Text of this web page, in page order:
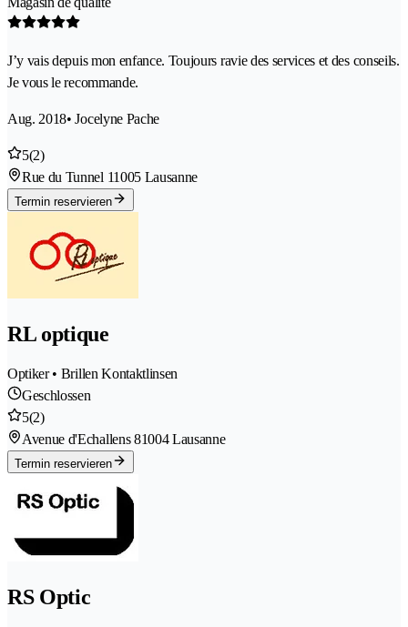
J’y vais depuis mon enfance. Toujours ravie des services et des conseils.
Je vous le recommande.
Aug. 2018• Jocelyne Pache
5(2)
Rue du Tunnel 11005 Lausanne
Termin reservieren
RL optique
Optiker • Brillen Kontaktlinsen
Geschlossen
5(2)
Avenue d'Echallens 81004 Lausanne
Termin reservieren
RS Optic